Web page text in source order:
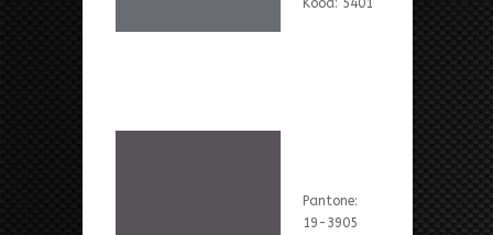
Kood: 5401
Pantone:
19-3905